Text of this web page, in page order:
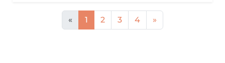
« 1 2 3 4 »